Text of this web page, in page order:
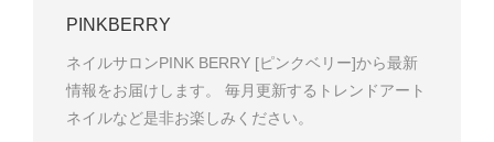
PINKBERRY
ネイルサロンPINK BERRY [ピンクベリー]から最新
情報をお届けします。 毎月更新するトレンドアート
ネイルなど是非お楽しみください。